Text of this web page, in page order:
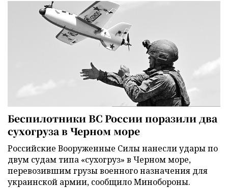
Беспилотники ВС России поразили два
сухогруза в Черном море
Российские Вооруженные Силы нанесли удары по
двум судам типа «сухогруз» в Черном море,
перевозившим грузы военного назначения для
украинской армии, сообщило Минобороны.